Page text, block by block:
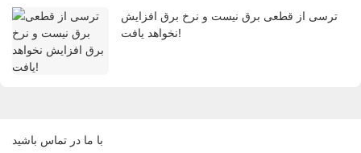
ترسی از قطعی برق نیست و نرخ برق افزایش
نخواهد یافت!
با ما در تماس باشید